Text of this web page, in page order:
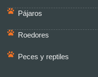
Pájaros
Roedores
Peces y reptiles